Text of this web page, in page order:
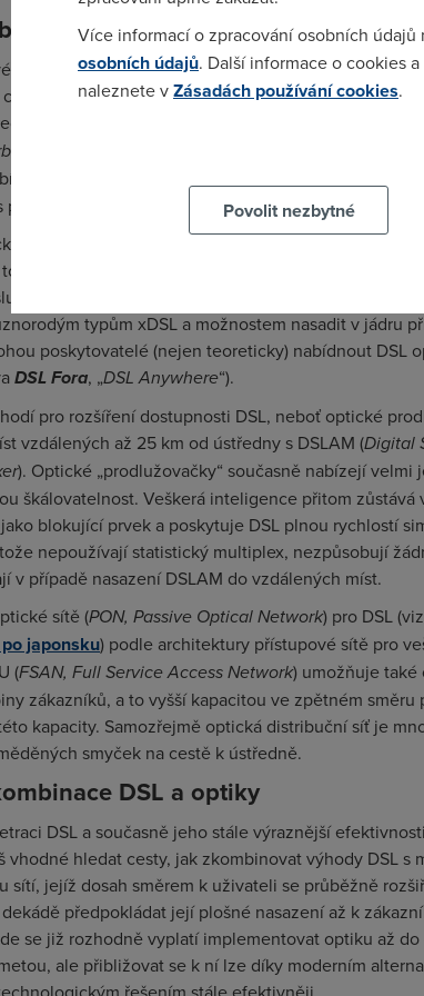
i vzdálené zákazníky
podstatě závislé na optice dovedené co nejblíže k
nejkratší (desítky, maximálně stovky metrů –
optiky k chodníku, do uzlu u domu, nebo do
FTTH (
po jednom měděném páru, by měla být schválena již
varianty z rodiny xDSL lze efektivně využít optiku:
případě musí udržet náskok před masovým
které jsou „hladové“ po kapacitě, typicky video
typům xDSL a možnostem nasadit v jádru
poskytovatelé (nejen teoreticky) nabídnout DSL
DSL Fora, „DSL Anywhere“).
pro rozšíření dostupnosti DSL, neboť optické
vzdálených až 25 km od ústředny s DSLAM (Digital
). Optické „prodlužovačky“ současně nabízejí velmi
škálovatelnost. Veškerá inteligence přitom zůstává
blokující prvek a poskytuje DSL plnou rychlostí
nepoužívají statistický multiplex, nezpůsobují
v případě nasazení DSLAM do vzdálených míst.
sítě (PON, Passive Optical Network) pro DSL
japonsku) podle architektury přístupové sítě pro
(FSAN, Full Service Access Network) umožňuje
zákazníků, a to vyšší kapacitou ve zpětném směru
kapacity. Samozřejmě optická distribuční síť je
smyček na cestě k ústředně.
DSL a optiky
DSL a současně jeho stále výraznější
vhodné hledat cesty, jak zkombinovat výhody DSL s
sítí, jejíž dosah směrem k uživateli se průběžně
předpokládat její plošné nasazení až k
se již rozhodně vyplatí implementovat optiku až do
ale přibližovat se k ní lze díky moderním
Více informací o zpracování osobních údajů
osobních údajů. Další informace o cookies
naleznete vZásadách používání cookies.
Povolit nezbytné